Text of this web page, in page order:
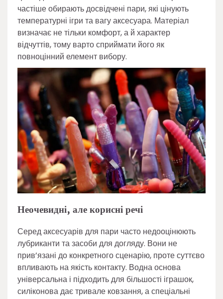
частіше обирають досвідчені пари, які цінують
температурні ігри та вагу аксесуара. Матеріал
визначає не тільки комфорт, а й характер
відчуттів, тому варто сприймати його як
повноцінний елемент вибору.
Неочевидні, але корисні речі
Серед аксесуарів для пари часто недооцінюють
лубриканти та засоби для догляду. Вони не
прив’язані до конкретного сценарію, проте суттєво
впливають на якість контакту. Водна основа
універсальна і підходить для більшості іграшок,
силіконова дає тривале ковзання, а спеціальні